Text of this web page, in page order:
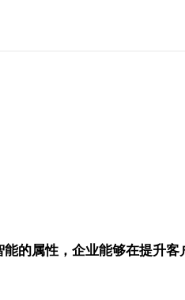
的属性，企业能够在提升客